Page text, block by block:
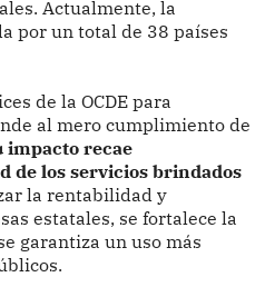
Actualmente, la
por un total de 38 países
de la OCDE para
al mero cumplimiento de
impacto recae
de los servicios brindados
la rentabilidad y
estatales, se fortalece la
garantiza un uso más